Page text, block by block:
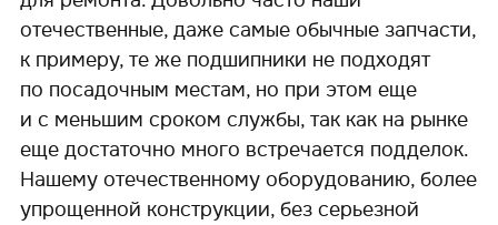
отечественные, даже самые обычные запчасти,
к примеру, те же подшипники не подходят
по посадочным местам, но при этом еще
и с меньшим сроком службы, так как на рынке
еще достаточно много встречается подделок.
Нашему отечественному оборудованию, более
упрощенной конструкции, без серьезной